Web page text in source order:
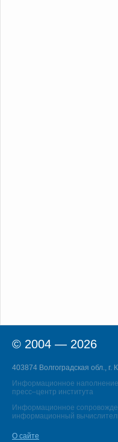
© 2004 — 2026
403874 Волгоградская обл.,
Информационное
пресс–центр института
Информационное
информационный
О сайте